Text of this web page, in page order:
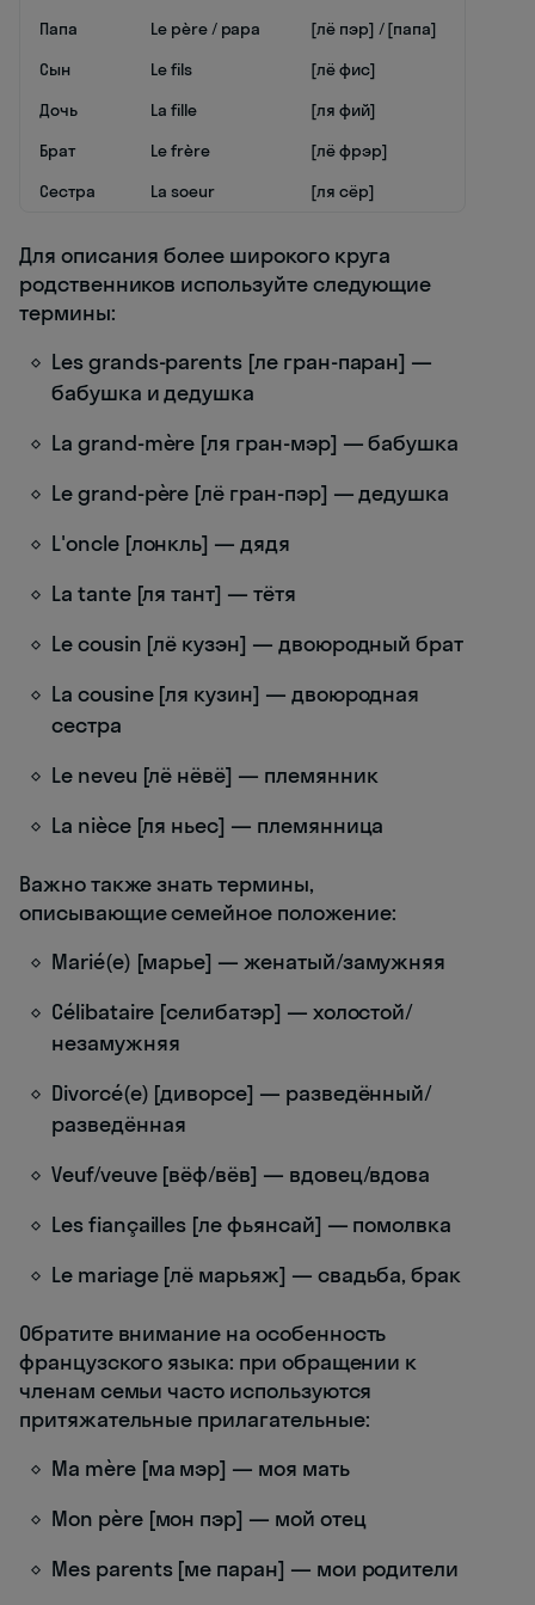
Папа
Le père / papa
[лё пэр] / [папа]
Сын
Le fils
[лё фис]
Дочь
La fille
[ля фий]
Брат
Le frère
[лё фрэр]
Сестра
La soeur [ля сёр]
Для описания более широкого круга
родственников используйте следующие
термины:
Les grands-parents [ле гран-паран] —
бабушка и дедушка
La grand-mère [ля гран-мэр] — бабушка
Le grand-père [лё гран-пэр] — дедушка
L'oncle [лонкль] — дядя
La tante [ля тант] — тётя
Le cousin [лё кузэн] — двоюродный брат
La cousine [ля кузин] — двоюродная
сестра
Le neveu [лё нёвё] — племянник
La nièce [ля ньес] — племянница
Важно также знать термины,
описывающие семейное положение:
Marié(e) [марье] — женатый/замужняя
Célibataire [селибатэр] — холостой/
незамужняя
Divorcé(e) [диворсе] — разведённый/
разведённая
Veuf/veuve [вёф/вёв] — вдовец/вдова
Les fiançailles [ле фьянсай] — помолвка
Le mariage [лё марьяж] — свадьба, брак
Обратите внимание на особенность
французского языка: при обращении к
членам семьи часто используются
притяжательные прилагательные:
Ma mère [ма мэр] — моя мать
Mon père [мон пэр] — мой отец
Mes parents [ме паран] — мои родители